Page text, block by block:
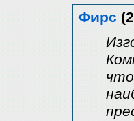
Фирс